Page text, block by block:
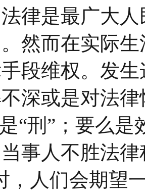
律是最广大
然而在实际
段维权。发
深或是对法
“刑”；要么
事人不胜法
，人们会期望